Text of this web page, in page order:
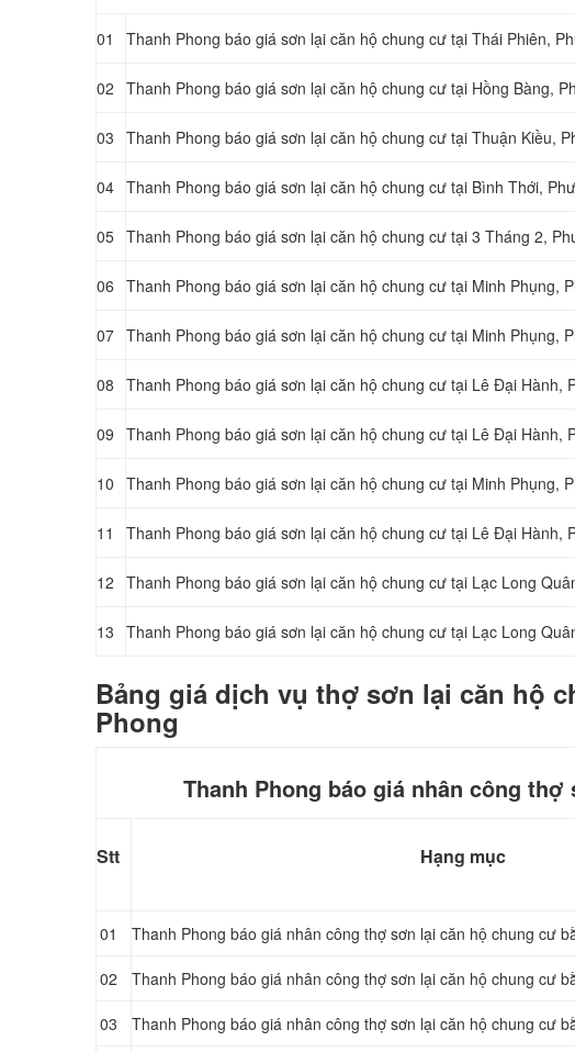
01 Thanh Phong báo giá sơn lại căn hộ chung cư tại Thái Phiên,
02 Thanh Phong báo giá sơn lại căn hộ chung cư tại Hồng Bàng,
03 Thanh Phong báo giá sơn lại căn hộ chung cư tại Thuận Kiều,
04 Thanh Phong báo giá sơn lại căn hộ chung cư tại Bình Thới,
05 Thanh Phong báo giá sơn lại căn hộ chung cư tại 3 Tháng 2,
06 Thanh Phong báo giá sơn lại căn hộ chung cư tại Minh Phụng,
07 Thanh Phong báo giá sơn lại căn hộ chung cư tại Minh Phụng,
08 Thanh Phong báo giá sơn lại căn hộ chung cư tại Lê Đại Hành,
09 Thanh Phong báo giá sơn lại căn hộ chung cư tại Lê Đại Hành,
10 Thanh Phong báo giá sơn lại căn hộ chung cư tại Minh Phụng,
11 Thanh Phong báo giá sơn lại căn hộ chung cư tại Lê Đại Hành,
12 Thanh Phong báo giá sơn lại căn hộ chung cư tại Lạc Long
13 Thanh Phong báo giá sơn lại căn hộ chung cư tại Lạc Long
Bảng giá dịch vụ thợ sơn lại căn hộ
Phong
Thanh Phong báo giá nhân công
Stt Hạng mục
01 Thanh Phong báo giá nhân công thợ sơn lại căn hộ chung cư
02 Thanh Phong báo giá nhân công thợ sơn lại căn hộ chung cư
03 Thanh Phong báo giá nhân công thợ sơn lại căn hộ chung cư